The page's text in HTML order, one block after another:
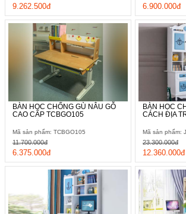
9.262.500đ 6.900.000đ
BÀN HỌC CHỐNG GÙ NÂU GỖ
CAO CẤP TCBGO105
Mã sản phẩm: TCBGO105
6.375.000đ
11.700.000đ
BÀN HỌC
CÁCH ĐỊA
Mã sản phẩm:
12.360.000đ
23.300.000đ